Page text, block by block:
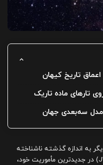
تارهای ماده تاریک
سه‌بعدی جهان
به اندازه گذشته ناشناخته
نیست. تلسکوپ فضایی جیمز وب (JWST) در جدیدترین مأموریت خود،